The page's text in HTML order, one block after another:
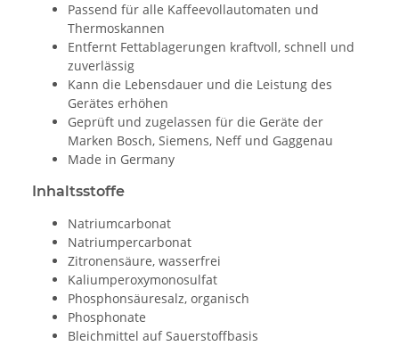
Passend für alle Kaffeevollautomaten und
Thermoskannen
Entfernt Fettablagerungen kraftvoll, schnell und
zuverlässig
Kann die Lebensdauer und die Leistung des
Gerätes erhöhen
Geprüft und zugelassen für die Geräte der
Marken Bosch, Siemens, Neff und Gaggenau
Made in Germany
Inhaltsstoffe
Natriumcarbonat
Natriumpercarbonat
Zitronensäure, wasserfrei
Kaliumperoxymonosulfat
Phosphonsäuresalz, organisch
Phosphonate
Bleichmittel auf Sauerstoffbasis